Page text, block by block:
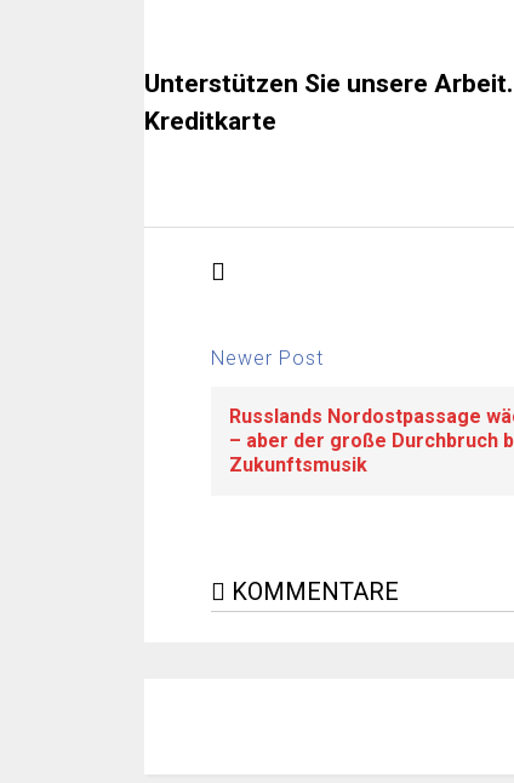
Unterstützen Sie unsere
Kreditkarte
Newer Post
Russlands Nordostpassage
– aber der große Durchbruch
Zukunftsmusik
KOMMENTARE